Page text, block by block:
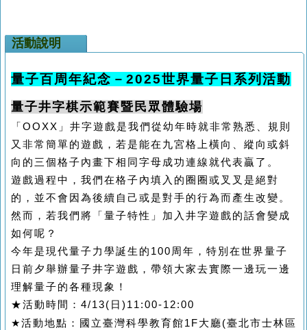
活動說明
量子百周年紀念－ 2025世界量子日系列活動
量子井字棋示範賽暨民眾體驗場
「 OOXX 」井字遊戲是我們從幼年時就非常熟悉、規則
又非常簡單的遊戲，若是能在九宮格上橫向、縱向或斜
向的三個格子內畫下相同字母成功連線就代表贏了。
遊戲過程中，我們在格子內填入的圈圈或叉叉是絕對
的，並不會因為後續自己或是對手的行為而產生改變。
然而，若我們將「量子特性」加入井字遊戲的話會變成
如何呢？
今年是現代量子力學誕生的 100 周年，特別在世界量子
日前夕舉辦量子井字遊戲，帶領大家去實際一邊玩一邊
理解量子的各種現象！
★活動時間： 4/13( 日 )11:00-12:00
★活動地點： 國立臺灣科學教育館1F大廳(臺北市士林區